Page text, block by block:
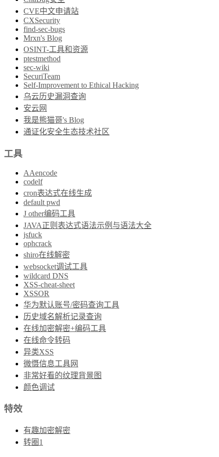
CVE中文申请站
CXSecurity
find-sec-bugs
Mrxn's Blog
OSINT-工具和资源
ptestmethod
sec-wiki
SecuriTeam
Self-Improvement to Ethical Hacking
乌云历史漏洞查询
安云网
我是熊猫哥's Blog
通证化安全生态技术社区
工具
AAencode
codelf
cron表达式在线生成
default pwd
J other编码工具
JAVA正则表达式语法示例与语法大全
jsfuck
ophcrack
shiro在线解密
websocket调试工具
wildcard DNS
XSS-cheat-sheet
XSSOR
华为默认账号/密码查询工具
历史域名解析记录查询
在线加密解密+编码工具
在线命令转码
异类XSS
微慑信息工具网
非常好看的纹理背景图
颜色调试
特效
有趣加密解密
转圈1